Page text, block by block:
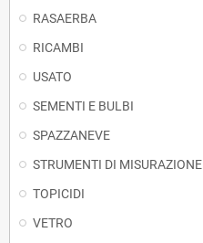
RASAERBA
RICAMBI
USATO
SEMENTI E BULBI
SPAZZANEVE
STRUMENTI DI MISURAZIONE
TOPICIDI
VETRO